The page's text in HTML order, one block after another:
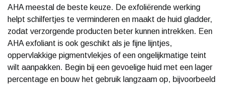
AHA meestal de beste keuze. De exfoliërende werking
helpt schilfertjes te verminderen en maakt de huid gladder,
zodat verzorgende producten beter kunnen intrekken. Een
AHA exfoliant is ook geschikt als je fijne lijntjes,
oppervlakkige pigmentvlekjes of een ongelijkmatige teint
wilt aanpakken. Begin bij een gevoelige huid met een lager
percentage en bouw het gebruik langzaam op, bijvoorbeeld